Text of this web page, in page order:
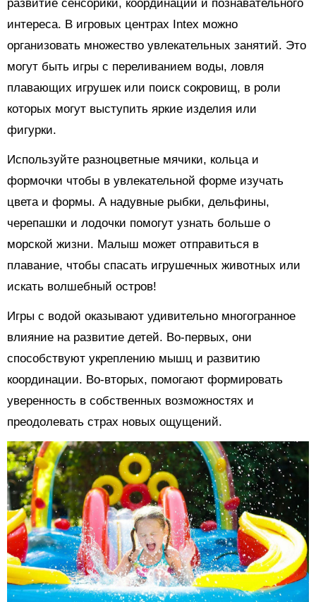
развитие сенсорики, координации и познавательного
интереса. В игровых центрах Intex можно
организовать множество увлекательных занятий. Это
могут быть игры с переливанием воды, ловля
плавающих игрушек или поиск сокровищ, в роли
которых могут выступить яркие изделия или
фигурки.
Используйте разноцветные мячики, кольца и
формочки чтобы в увлекательной форме изучать
цвета и формы. А надувные рыбки, дельфины,
черепашки и лодочки помогут узнать больше о
морской жизни. Малыш может отправиться в
плавание, чтобы спасать игрушечных животных или
искать волшебный остров!
Игры с водой оказывают удивительно многогранное
влияние на развитие детей. Во-первых, они
способствуют укреплению мышц и развитию
координации. Во-вторых, помогают формировать
уверенность в собственных возможностях и
преодолевать страх новых ощущений.